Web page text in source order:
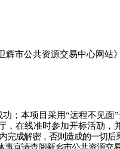
市公共资源交易中心网站
； 本项目采用“远程不 见面
，在线准时参加开标活劢，
完成解密，否则造成的一切后